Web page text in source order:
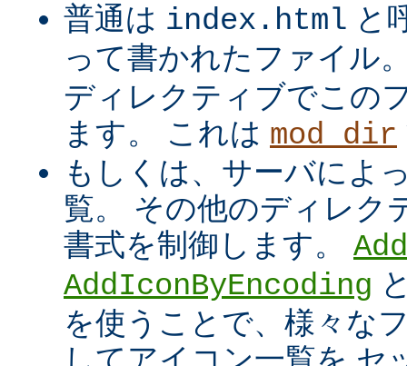
普通は index.html と
って書かれたファイル
ディレクティブでこの
ます。 これは mod_dir
もしくは、サーバによ
覧。 その他のディレク
書式を制御します。
AddIconByEncoding
を使うことで、様々な